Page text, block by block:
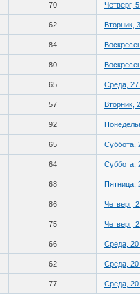
70 Четверг,
62 Вторник,
84
80
65 Среда, 27
57 Вторник,
92
65 Суббота,
64 Суббота,
68 Пятница,
86 Четверг,
75 Четверг,
66 Среда, 20
62 Среда, 20
77 Среда, 20